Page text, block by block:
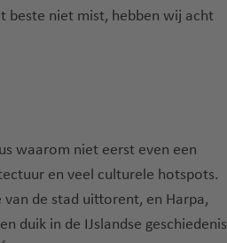
beste niet mist, hebben wij acht
waarom niet eerst even een
en veel culturele hotspots.
van de stad uittorent, en Harpa,
duik in de IJslandse geschiedenis